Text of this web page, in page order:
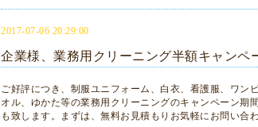
2017-07-06 20:29:00
企業様、業務用クリーニング半額キャンペ
ご好評につき、制服ユニフォーム、白衣、看護服、ワン
オル、ゆかた等の業務用クリーニングのキャンペーン期
も致します。まずは、無料お見積もりお気軽にお問い合